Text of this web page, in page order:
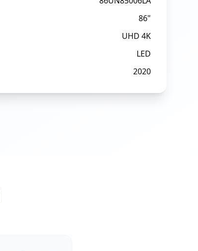
86"
UHD 4K
LED
2020